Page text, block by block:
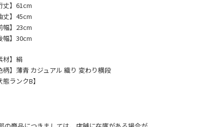
丈】61cm
丈】45cm
幅】23cm
幅】30cm
材】絹
柄】薄青 カジュアル 織り 変わり横段
態ランクB】